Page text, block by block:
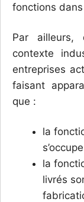
fonctions
Par ailleurs,
contexte
entreprises
faisant
que :
la
la
livrés